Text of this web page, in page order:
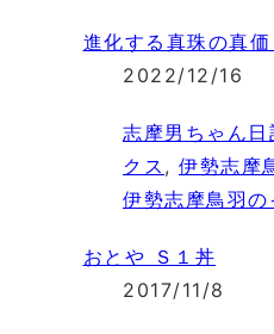
進化する真珠の真
2022/12/16
志摩男ちゃん日
クス , 伊勢志摩
伊勢志摩鳥羽の
おとや Ｓ１丼
2017/11/8